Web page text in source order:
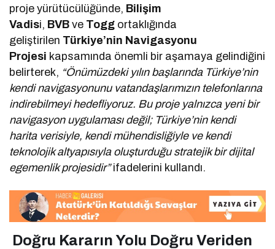
proje yürütücülüğünde, Bilişim
Vadisi, BVB ve Togg ortaklığında
geliştirilen Türkiye’nin Navigasyonu
Projesi kapsamında önemli bir aşamaya gelindiğini
belirterek, “Önümüzdeki yılın başlarında Türkiye’nin
kendi navigasyonunu vatandaşlarımızın telefonlarına
indirebilmeyi hedefliyoruz. Bu proje yalnızca yeni bir
navigasyon uygulaması değil; Türkiye’nin kendi
harita verisiyle, kendi mühendisliğiyle ve kendi
teknolojik altyapısıyla oluşturduğu stratejik bir dijital
egemenlik projesidir”ifadelerini kullandı.
Doğru Kararın Yolu Doğru Veriden